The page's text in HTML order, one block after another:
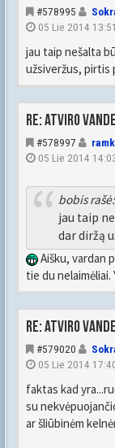
#578995
05 Lie 2014 13:51
jau taip nešalta
užsiveržus, pirtis
Re: Atviro
#578997
05 Lie 2014
bobis rašė:
jau taip
dar diržą
Aišku, vardan
tie du nelaimėliai.
Re: Atviro
#579020
05 Lie 2014
faktas kad
su
ar šliūbinėm